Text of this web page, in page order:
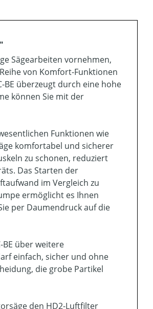
Sägearbeiten vornehmen,
von Komfort-Funktionen
BE überzeugt durch eine hohe
können Sie mit der
Funktionen wie
komfortabel und sicherer
zu schonen, reduziert
Das Starten der
im Vergleich zu
ermöglicht es Ihnen
per Daumendruck auf die
über weitere
einfach, sicher und ohne
die grobe Partikel
den HD2-Luftfilter